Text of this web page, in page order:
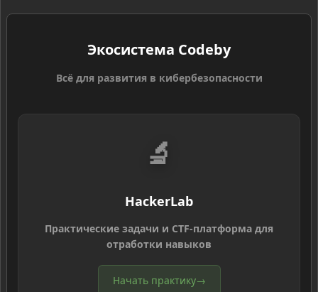
Экосистема Codeby
Всё для развития в кибербезопасности
🔬
HackerLab
Практические задачи и CTF-платформа для
отработки навыков
Начать практику→